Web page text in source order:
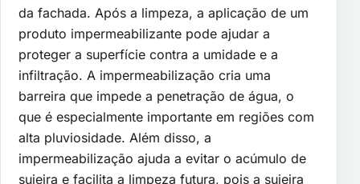
da fachada. Após a limpeza, a aplicação de um
produto impermeabilizante pode ajudar a
proteger a superfície contra a umidade e a
infiltração. A impermeabilização cria uma
barreira que impede a penetração de água, o
que é especialmente importante em regiões com
alta pluviosidade. Além disso, a
impermeabilização ajuda a evitar o acúmulo de
sujeira e facilita a limpeza futura, pois a sujeira